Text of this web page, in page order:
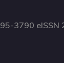
3790